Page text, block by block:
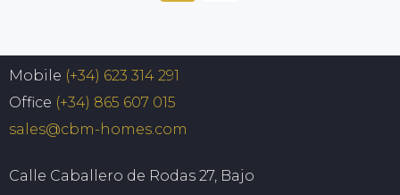
Mobile (+34) 623 314 291
Office (+34) 865 607 015
sales@cbm-homes.com
Calle Caballero de Rodas 27, Bajo